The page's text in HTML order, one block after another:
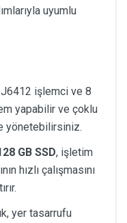
uyumlu
işlemci ve 8
yapabilir ve çoklu
yönetebilirsiniz.
GB SSD, işletim
hızlı çalışmasını
yer tasarrufu